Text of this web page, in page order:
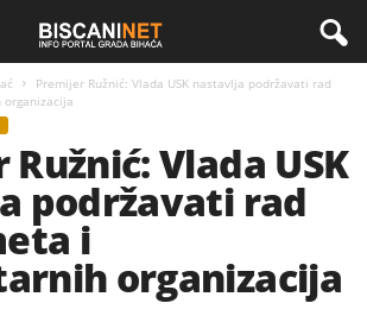
Premijer Ružnić: Vlada USK nastavlja podržavati rad
Vlada USK
podržavati rad
i
organizacija